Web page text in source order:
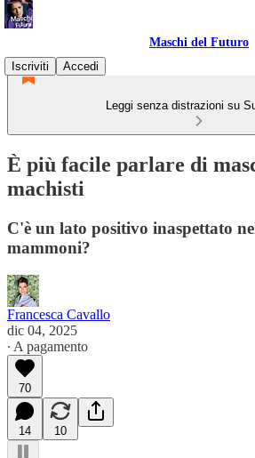
Maschi del Futuro
Iscriviti
Accedi
Leggi senza distrazioni su
È più facile parlare di
machisti
C'è un lato positivo inaspettato
mammoni?
Francesca Cavallo
dic 04, 2025
∙ A pagamento
70
14 10